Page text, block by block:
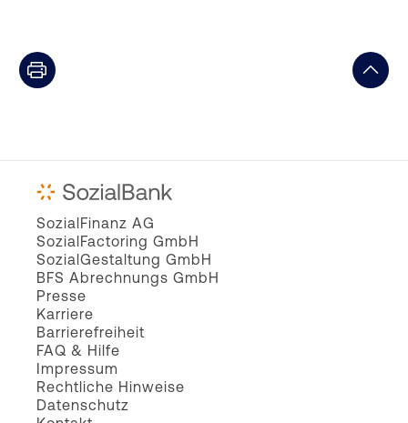
SozialFinanz AG
SozialFactoring GmbH
SozialGestaltung GmbH
BFS Abrechnungs GmbH
Presse
Karriere
Barrierefreiheit
FAQ & Hilfe
Impressum
Rechtliche Hinweise
Datenschutz